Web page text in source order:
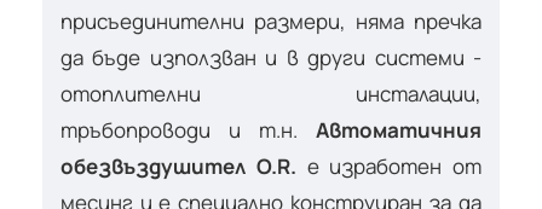
присъединителни размери, няма пречка
да бъде използван и в други системи -
отоплителни инсталации,
тръбопроводи и т.н. Автоматичния
обезвъздушител O.R. е изработен от
месинг и е специално конструиран за да